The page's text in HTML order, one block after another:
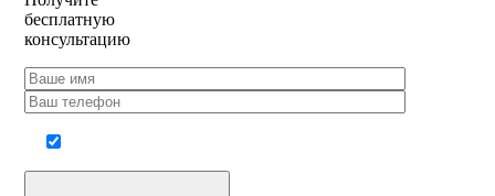
бесплатную
консультацию